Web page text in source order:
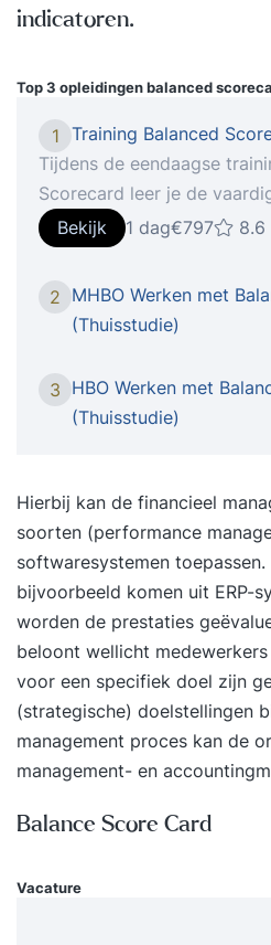
indicatoren.
Top 3 opleidingenbalanced
1 Training Balanced
Tijdens de eendaagse
Scorecard leer je de
populaire
in je eigen organisatie toe
7 stappen om een
scorecard te ontwerpen.
methode. Je gaat aan de
met strategiekaarten,
en scorecards. Je leert
En daarmee maak je
balanced
snel operationaliseren,
en verbeteracties op
afloop van de training: heb je de vaardigheid om
strategiekaart en
te passen in je eigen
vermogen om een
ontwikkelen dat volgt of
prestatie-indicatoren
scorecard methode en heb
Bekijk 1 dag€797 8.6
2 MHBO Werken met
(Thuisstudie)
3 HBO Werken met
(Thuisstudie)
Hierbij kan de financieel
soorten (performance
softwaresystemen
bijvoorbeeld komen uit ERP-
worden de prestaties
beloont wellicht
voor een specifiek doel zijn
(strategische) doelstellingen
management proces kan de
management- en
Balance Score Card
Vacature